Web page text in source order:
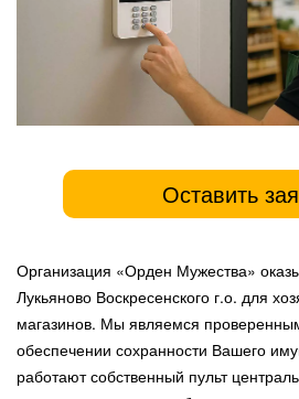
Оставить
Организация «Орден Мужества»
Лукьяново Воскресенского г.о. для
магазинов. Мы являемся
обеспечении сохранности Вашего
работают собственный пульт